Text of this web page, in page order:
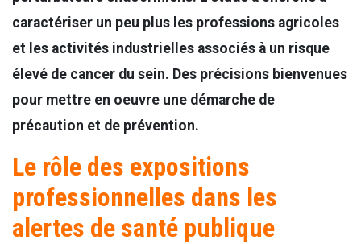
caractériser un peu plus les professions agricoles
et les activités industrielles associés à un risque
élevé de cancer du sein. Des précisions bienvenues
pour mettre en oeuvre une démarche de
précaution et de prévention.
Le rôle des expositions
professionnelles dans les
alertes de santé publique